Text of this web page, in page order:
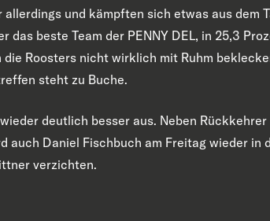
und kämpften sich etwas aus dem
das beste Team der PENNY DEL, in 25,3
Roosters nicht wirklich mit Ruhm
steht zu Buche.
deutlich besser aus. Neben
auch Daniel Fischbuch am Freitag wieder in
verzichten.